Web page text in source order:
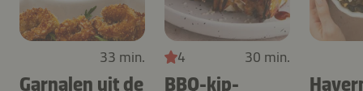
33 min.
Garnalen uit de
4 30 min.
BBQ-kip-